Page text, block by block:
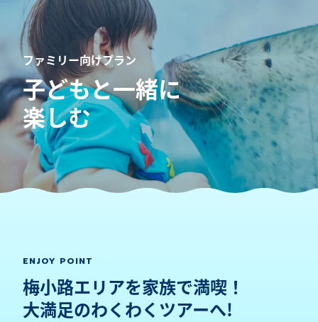
ファミリー向けプラン
子どもと一緒に
楽しむ
ENJOY POINT
梅小路エリアを家族で満喫！
大満足のわくわくツアーへ!